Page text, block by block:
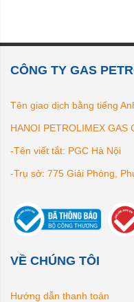
CÔNG TY GAS
Tên giao dịch bằng tiếng
HANOI PETROLIMEX GAS
-Tên viết tắt: PGC Hà Nội
-Trụ sở: 775 Giải Phóng,
VỀ CHÚNG TÔI
Hướng dẫn thanh toán